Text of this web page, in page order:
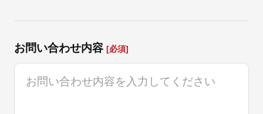
お問い合わせ内容 [必須]